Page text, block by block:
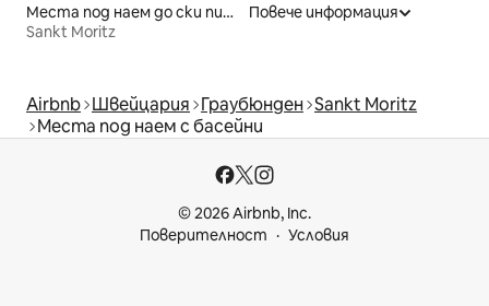
Места под наем до ски писти
Sankt Moritz
Повече информация
Airbnb Швейцария Граубюнден Sankt Moritz
Места под наем с басейни
© 2026 Airbnb, Inc.
Поверителност
Условия